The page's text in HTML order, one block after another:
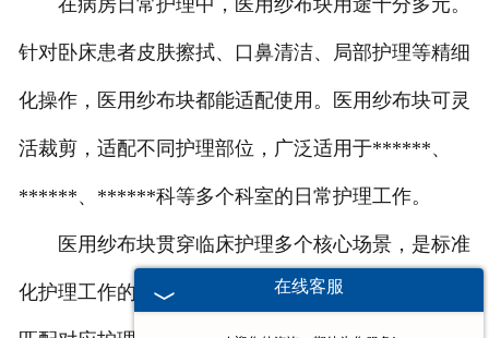
针对卧床患者皮肤擦拭、口鼻清洁、局部护理等精细
化操作，医用纱布块都能适配使用。医用纱布块可灵
活裁剪，适配不同护理部位，广泛适用于******、
******、******科等多个科室的日常护理工作。
医用纱布块贯穿临床护理多个核心场景，是标准
化护理工作的重要组成部分。规范使用医用纱布块，
在线客服